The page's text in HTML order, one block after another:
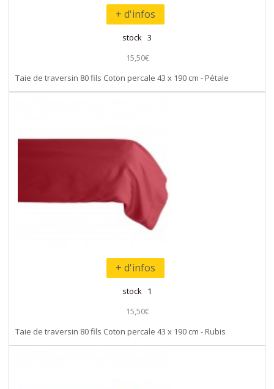
+ d'infos
stock 3
15,50€
Taie de traversin 80 fils Coton percale 43 x 190 cm - Pétale
+ d'infos
stock 1
15,50€
Taie de traversin 80 fils Coton percale 43 x 190 cm - Rubis